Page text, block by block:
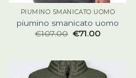
PIUMINO SMANICATO UOMO
piumino smanicato uomo
€107.00 €71.00